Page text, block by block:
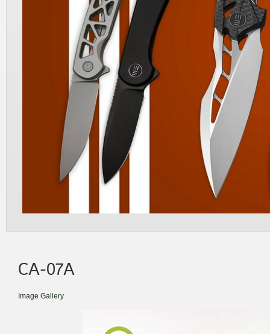
CA-07A
Image Gallery